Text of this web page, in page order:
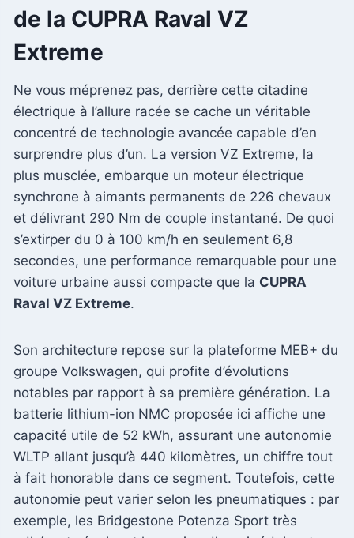
de la CUPRA Raval VZ
Extreme
Ne vous méprenez pas, derrière cette citadine
électrique à l’allure racée se cache un véritable
concentré de technologie avancée capable d’en
surprendre plus d’un. La version VZ Extreme, la
plus musclée, embarque un moteur électrique
synchrone à aimants permanents de 226 chevaux
et délivrant 290 Nm de couple instantané. De quoi
s’extirper du 0 à 100 km/h en seulement 6,8
secondes, une performance remarquable pour une
voiture urbaine aussi compacte que la CUPRA
Raval VZ Extreme.
Son architecture repose sur la plateforme MEB+ du
groupe Volkswagen, qui profite d’évolutions
notables par rapport à sa première génération. La
batterie lithium-ion NMC proposée ici affiche une
capacité utile de 52 kWh, assurant une autonomie
WLTP allant jusqu’à 440 kilomètres, un chiffre tout
à fait honorable dans ce segment. Toutefois, cette
autonomie peut varier selon les pneumatiques : par
exemple, les Bridgestone Potenza Sport très